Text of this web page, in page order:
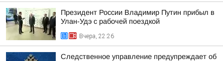
Президент России Владимир Путин прибыл в
Улан-Удэ с рабочей поездкой
Вчера, 22:26
Следственное управление предупреждает об